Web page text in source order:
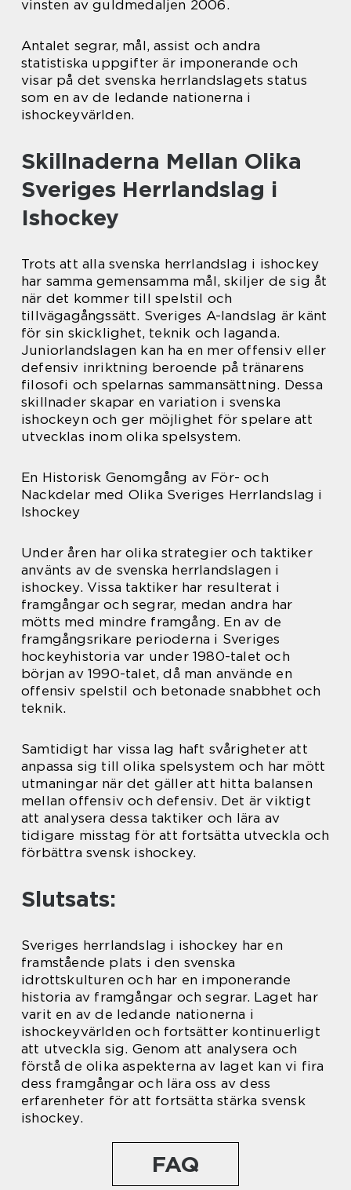
vinsten av guldmedaljen 2006.
Antalet segrar, mål, assist och andra
statistiska uppgifter är imponerande och
visar på det svenska herrlandslagets status
som en av de ledande nationerna i
ishockeyvärlden.
Skillnaderna Mellan Olika
Sveriges Herrlandslag i
Ishockey
Trots att alla svenska herrlandslag i ishockey
har samma gemensamma mål, skiljer de sig åt
när det kommer till spelstil och
tillvägagångssätt. Sveriges A-landslag är känt
för sin skicklighet, teknik och laganda.
Juniorlandslagen kan ha en mer offensiv eller
defensiv inriktning beroende på tränarens
filosofi och spelarnas sammansättning. Dessa
skillnader skapar en variation i svenska
ishockeyn och ger möjlighet för spelare att
utvecklas inom olika spelsystem.
En Historisk Genomgång av För- och
Nackdelar med Olika Sveriges Herrlandslag i
Ishockey
Under åren har olika strategier och taktiker
använts av de svenska herrlandslagen i
ishockey. Vissa taktiker har resulterat i
framgångar och segrar, medan andra har
mötts med mindre framgång. En av de
framgångsrikare perioderna i Sveriges
hockeyhistoria var under 1980-talet och
början av 1990-talet, då man använde en
offensiv spelstil och betonade snabbhet och
teknik.
Samtidigt har vissa lag haft svårigheter att
anpassa sig till olika spelsystem och har mött
utmaningar när det gäller att hitta balansen
mellan offensiv och defensiv. Det är viktigt
att analysera dessa taktiker och lära av
tidigare misstag för att fortsätta utveckla och
förbättra svensk ishockey.
Slutsats:
Sveriges herrlandslag i ishockey har en
framstående plats i den svenska
idrottskulturen och har en imponerande
historia av framgångar och segrar. Laget har
varit en av de ledande nationerna i
ishockeyvärlden och fortsätter kontinuerligt
att utveckla sig. Genom att analysera och
förstå de olika aspekterna av laget kan vi fira
dess framgångar och lära oss av dess
erfarenheter för att fortsätta stärka svensk
ishockey.
FAQ